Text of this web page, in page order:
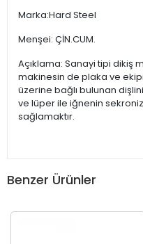
Marka:Hard Steel
Menşei: ÇİN.CUM.
Açıklama: Sanayi tipi dikiş
makinesin de plaka ve
üzerine bağlı bulunan
ve lüper ile iğnenin
sağlamaktır.
Benzer Ürünler